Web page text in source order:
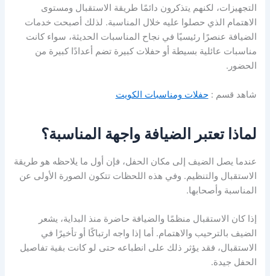
التجهيزات، لكنهم يتذكرون دائمًا طريقة الاستقبال ومستوى
الاهتمام الذي حصلوا عليه خلال المناسبة. لذلك أصبحت خدمات
الضيافة عنصرًا رئيسيًا في نجاح المناسبات الحديثة، سواء كانت
مناسبات عائلية بسيطة أو حفلات كبيرة تضم أعدادًا كبيرة من
الحضور.
شاهد قسم :حفلات ومناسبات الكويت
لماذا تعتبر الضيافة واجهة المناسبة؟
عندما يصل الضيف إلى مكان الحفل، فإن أول ما يلاحظه هو طريقة
الاستقبال والتنظيم. وفي هذه اللحظات تتكون الصورة الأولى عن
المناسبة وأصحابها.
إذا كان الاستقبال منظمًا والضيافة حاضرة منذ البداية، يشعر
الضيف بالترحيب والاهتمام. أما إذا واجه ارتباكًا أو تأخيرًا في
الاستقبال، فقد يؤثر ذلك على انطباعه حتى لو كانت بقية تفاصيل
الحفل جيدة.